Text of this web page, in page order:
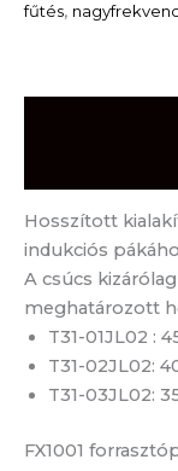
fűtés,
Hosszított
indukciós
A csúcs
meghatározott
T31-01JL02 :
T31-02JL02:
T31-03JL02:
FX1001